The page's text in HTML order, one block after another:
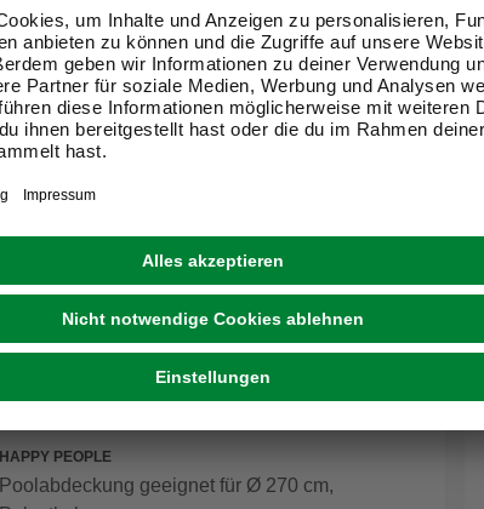
HAPPY PEOPLE
Poolabdeckung geeignet für Ø 270 cm,